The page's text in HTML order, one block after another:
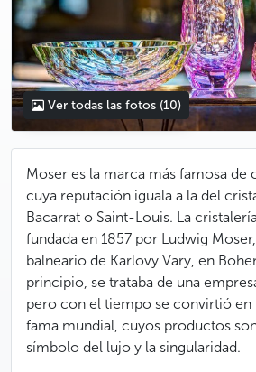
Ver todas las fotos (10)
Moser es la marca más famosa de
cuya reputación iguala a la del
Bacarrat o Saint-Louis. La
fundada en 1857 por Ludwig
balneario de Karlovy Vary, en
principio, se trataba de una
pero con el tiempo se convirtió en
fama mundial, cuyos productos
símbolo del lujo y la singularidad.